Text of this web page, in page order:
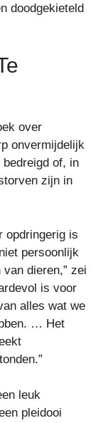
doodgekieteld
over
onvermijdelijk
of, in
zijn in
opdringerig is
persoonlijk
dieren,” zei
is voor
alles wat we
… Het
leuk
pleidooi